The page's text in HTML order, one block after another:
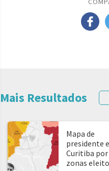
Mais Resultados
Mapa de
presidente
Curitiba por
zonas